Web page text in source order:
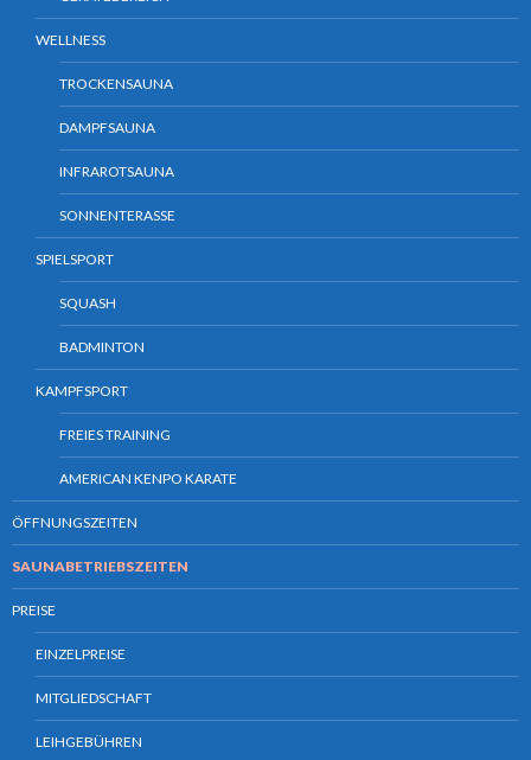
WELLNESS
TROCKENSAUNA
DAMPFSAUNA
INFRAROTSAUNA
SONNENTERASSE
SPIELSPORT
SQUASH
BADMINTON
KAMPFSPORT
FREIES TRAINING
AMERICAN KENPO KARATE
ÖFFNUNGSZEITEN
SAUNABETRIEBSZEITEN
PREISE
EINZELPREISE
MITGLIEDSCHAFT
LEIHGEBÜHREN